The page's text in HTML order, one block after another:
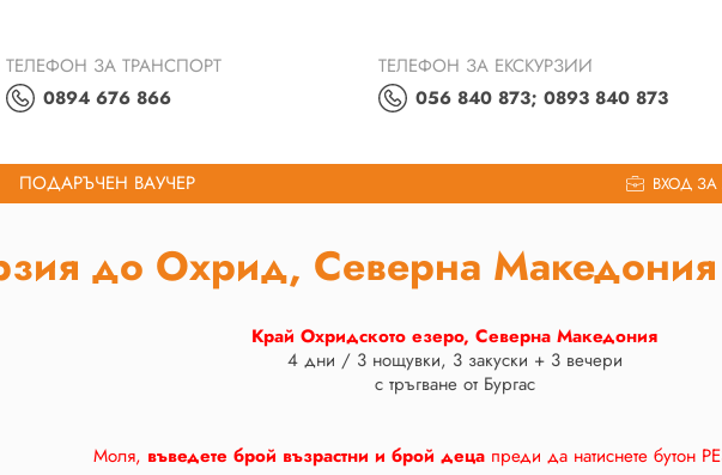
ТЕЛЕФОН ЗА ТРАНСПОРТ
0894 676 866
ТЕЛЕФОН ЗА ЕКСКУРЗИИ
056 840 873; 0893 840 873
ПОДАРЪЧЕН ВАУЧЕР ВХОД ЗА
до Охрид, Северна Македония
Край Охридското езеро, Северна Македония
4 дни / 3 нощувки, 3 закуски + 3 вечери
с тръгване от Бургас
Моля, въведете брой възрастни и брой деца преди да натиснете бутон